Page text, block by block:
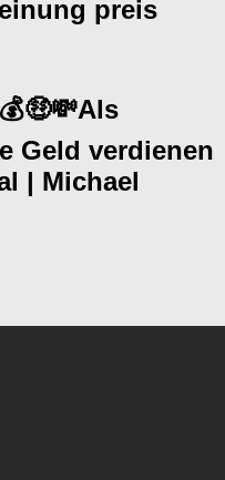
preis
Geld verdienen
| Michael